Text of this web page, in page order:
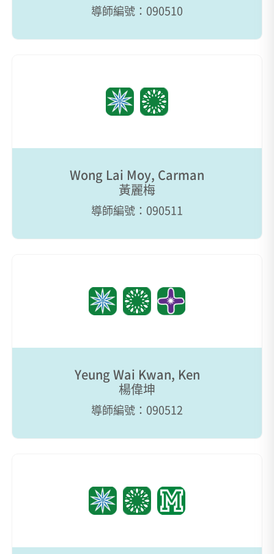
導師編號：090510
Wong Lai Moy, Carman
黃麗梅
導師編號：090511
Yeung Wai Kwan, Ken
楊偉坤
導師編號：090512